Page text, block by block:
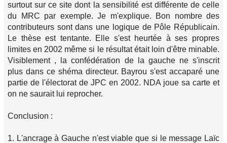
surtout sur ce site dont la sensibilité est différente de celle
du MRC par exemple. Je m'explique. Bon nombre des
contributeurs sont dans une logique de Pôle Républicain.
Le thèse est tentante. Elle s'est heurtée à ses propres
limites en 2002 même si le résultat était loin d'être minable.
Visiblement , la confédération de la gauche ne s'inscrit
plus dans ce shéma directeur. Bayrou s'est accaparé une
partie de l'électorat de JPC en 2002. NDA joue sa carte et
on ne saurait lui reprocher.
Conclusion :
1. L'ancrage à Gauche n'est viable que si le message Laïc